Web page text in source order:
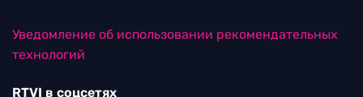
Уведомление об использовании рекомендательных
технологий
RTVI в соцсетях